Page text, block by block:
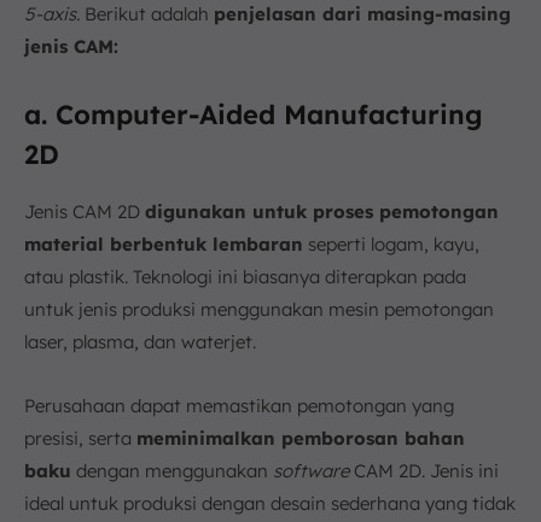
5-axis. Berikut adalah penjelasan dari masing-masing
jenis CAM:
a. Computer-Aided Manufacturing
2D
Jenis CAM 2D digunakan untuk proses pemotongan
material berbentuk lembaran seperti logam, kayu,
atau plastik. Teknologi ini biasanya diterapkan pada
untuk jenis produksi menggunakan mesin pemotongan
laser, plasma, dan waterjet.
Perusahaan dapat memastikan pemotongan yang
presisi, serta meminimalkan pemborosan bahan
baku dengan menggunakan softwareCAM 2D. Jenis ini
ideal untuk produksi dengan desain sederhana yang tidak